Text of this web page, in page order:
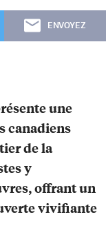
ENVOYEZ
une
canadiens
de la
y
offrant un
vivifiante